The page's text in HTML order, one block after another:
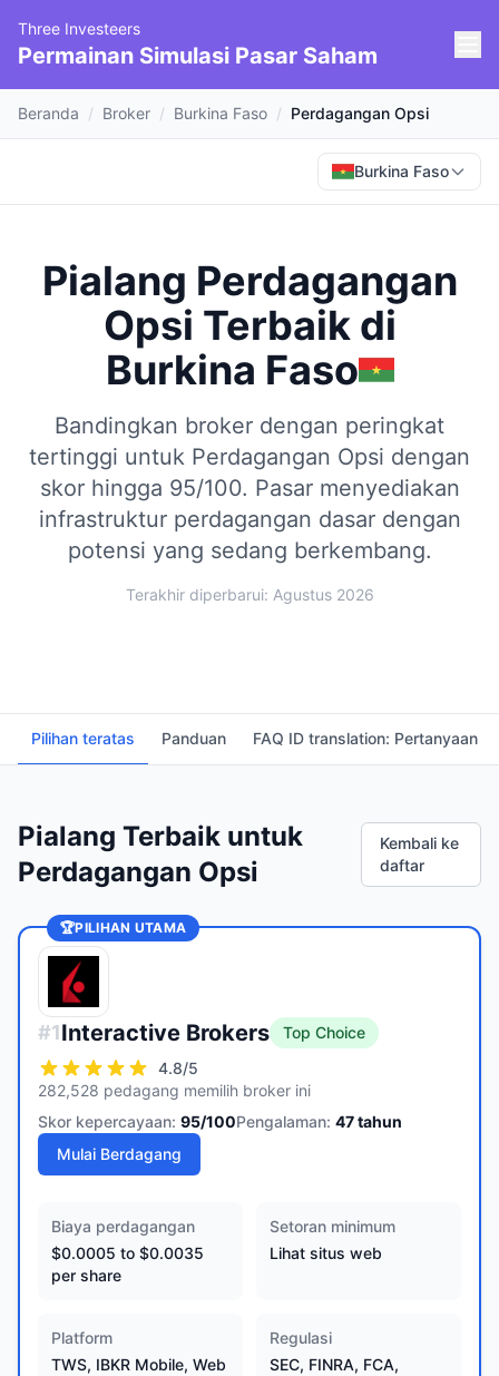
Three Investeers
Permainan Simulasi Pasar Saham
Beranda / Broker / Burkina Faso / Perdagangan Opsi
Burkina Faso
Pialang Perdagangan
Opsi Terbaikdi
Burkina Faso
Bandingkan broker dengan peringkat
tertinggi untuk Perdagangan Opsi dengan
skor hingga 95/100. Pasar menyediakan
infrastruktur perdagangan dasar dengan
potensi yang sedang berkembang.
Terakhir diperbarui: Agustus 2026
Pilihan teratas Panduan FAQ ID translation: Pertanyaan
Pialang Terbaik untuk
Perdagangan Opsi
Kembali ke
daftar
🏆PILIHAN UTAMA
#1Interactive Brokers
Top Choice
4.8/5
282,528 pedagang memilih broker ini
Skor kepercayaan: 95/100Pengalaman: 47tahun
Mulai Berdagang
Biaya perdagangan
$0.0005 to $0.0035
per share
Setoran minimum
Lihat situs web
Platform
TWS, IBKR Mobile, Web
Regulasi
SEC, FINRA, FCA,